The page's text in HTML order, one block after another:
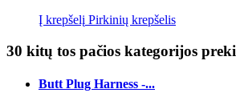
Į krepšelį Pirkinių krepšelis
30 kitų tos pačios kategorijos
Butt Plug Harness -...